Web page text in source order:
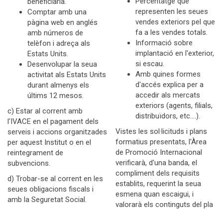
Comptar amb una
pàgina web en anglés
amb números de
telèfon i adreça als
Estats Units.
Desenvolupar la seua
activitat als Estats Units
durant almenys els
últims 12 mesos.
c) Estar al corrent amb
l'IVACE en el pagament dels
serveis i accions organitzades
per aquest Institut o en el
reintegrament de
subvencions.
d) Trobar-se al corrent en les
seues obligacions fiscals i
amb la Seguretat Social.
representen les seues
vendes exteriors pel que
fa a les vendes totals.
Informació sobre
implantació en l'exterior,
si escau.
Amb quines formes
d'accés explica per a
accedir als mercats
exteriors (agents, filials,
distribuïdors, etc.…).
Vistes les sol·licituds i plans
formatius presentats, l'Àrea
de Promoció Internacional
verificarà, d'una banda, el
compliment dels requisits
establits, requerint la seua
esmena quan escaigui, i
valorarà els continguts del pla